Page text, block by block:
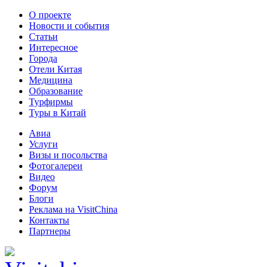
О проекте
Новости и события
Статьи
Интересное
Города
Отели Китая
Медицина
Образование
Турфирмы
Туры в Китай
Авиа
Услуги
Визы и посольства
Фотогалереи
Видео
Форум
Блоги
Реклама на VisitChina
Контакты
Партнеры